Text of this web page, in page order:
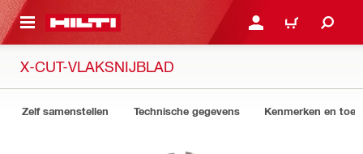
HOOFDINHOUD LOG IN OF REGISTREER
WINKELWAGEN
X-CUT-VLAKSNIJBLAD
Zelf samenstellen Technische gegevens Kenmerken en